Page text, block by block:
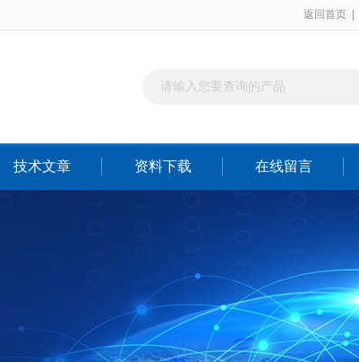
返回首页
技术文章 资料下载 在线留言